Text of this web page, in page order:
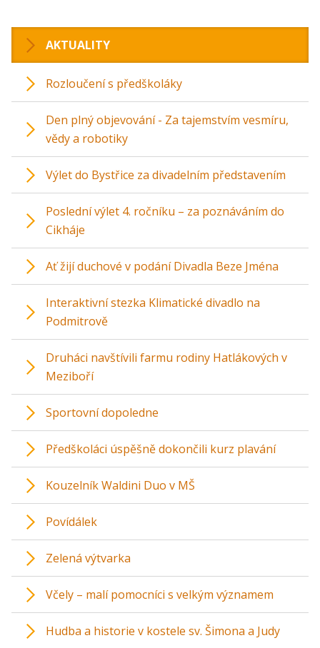
AKTUALITY
Rozloučení s předškoláky
Den plný objevování - Za tajemstvím vesmíru,
vědy a robotiky
Výlet do Bystřice za divadelním představením
Poslední výlet 4. ročníku – za poznáváním do
Cikháje
Ať žijí duchové v podání Divadla Beze Jména
Interaktivní stezka Klimatické divadlo na
Podmitrově
Druháci navštívili farmu rodiny Hatlákových v
Meziboří
Sportovní dopoledne
Předškoláci úspěšně dokončili kurz plavání
Kouzelník Waldini Duo v MŠ
Povídálek
Zelená výtvarka
Včely – malí pomocníci s velkým významem
Hudba a historie v kostele sv. Šimona a Judy